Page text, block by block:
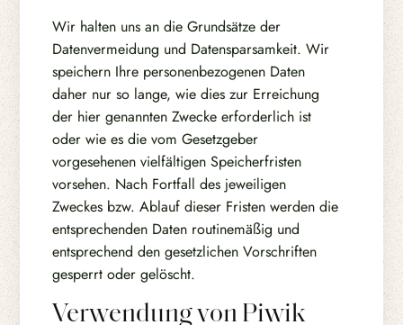
Wir halten uns an die Grundsätze der
Datenvermeidung und Datensparsamkeit. Wir
speichern Ihre personenbezogenen Daten
daher nur so lange, wie dies zur Erreichung
der hier genannten Zwecke erforderlich ist
oder wie es die vom Gesetzgeber
vorgesehenen vielfältigen Speicherfristen
vorsehen. Nach Fortfall des jeweiligen
Zweckes bzw. Ablauf dieser Fristen werden die
entsprechenden Daten routinemäßig und
entsprechend den gesetzlichen Vorschriften
gesperrt oder gelöscht.
Verwendung von Piwik